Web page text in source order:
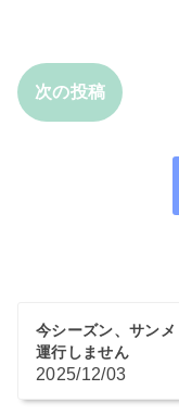
次の投稿
今シーズン、サン
運行しません
2025/12/03